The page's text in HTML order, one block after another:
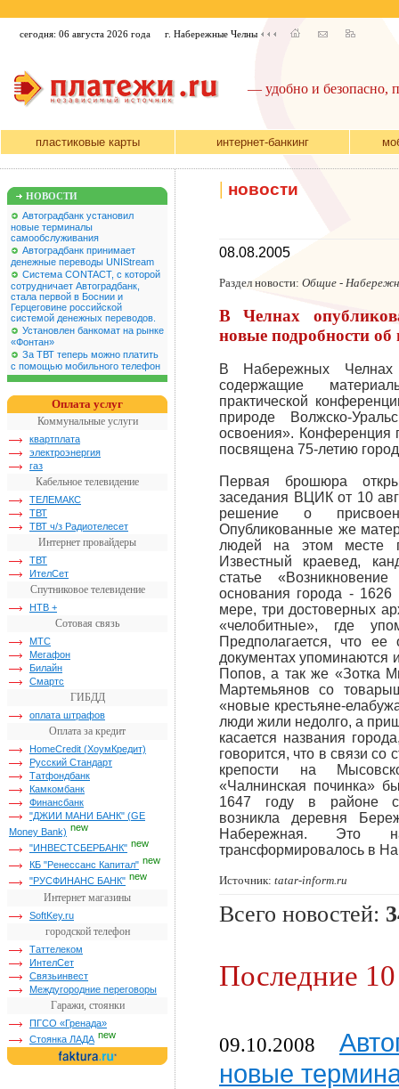
сегодня: 06 августа 2026 года г. Набережные Челны
— удобно и безопасно,
пластиковые карты интернет-банкинг
НОВОСТИ
Автоградбанк установил
новые терминалы
самообслуживания
Автоградбанк принимает
денежные переводы UNIStream
Система CONTACT, с которой
сотрудничает Автоградбанк,
стала первой в Боснии и
Герцеговине российской
системой денежных переводов.
Установлен банкомат на рынке
«Фонтан»
За ТВТ теперь можно платить
с помощью мобильного телефон
Оплата услуг
Коммунальные услуги
квартплата
электроэнергия
газ
Кабельное телевидение
ТЕЛЕМАКС
ТВТ
ТВТ ч/з Радиотелесет
Интернет провайдеры
ТВТ
ИтелСет
Спутниковое телевидение
НТВ +
Сотовая связь
МТС
Мегафон
Билайн
Смартс
ГИБДД
оплата штрафов
Оплата за кредит
HomeCredit (ХоумКредит)
Русский Стандарт
Татфондбанк
Камкомбанк
Финансбанк
"ДЖИИ МАНИ БАНК" (GE
Money Bank) new
"ИНВЕСТСБЕРБАНК" new
КБ "Ренессанс Капитал" new
"РУСФИНАНС БАНК" new
Интернет магазины
SoftKey.ru
городской телефон
Таттелеком
ИнтелСет
Связьинвест
Междугородние переговоры
Гаражи, стоянки
ПГСО «Гренада»
Стоянка ЛАДА new
| новости
08.08.2005
Раздел новости: Общие -
В Челнах
новые подробности об
В Набережных
содержащие
практической
природе Волжско-
освоения». Конференция
посвящена 75-летию
Первая брошюра
заседания ВЦИК от 10
решение о
Опубликованные же
людей на этом месте
Известный краевед,
статье
основания города -
мере, три достоверных
«челобитные», где
Предполагается, что
документах
Попов, а так же «Зотка
Мартемьянов со
«новые крестьяне-
люди жили недолго, а
касается названия
говорится, что в связи со
крепости на
«Чалнинская починка»
1647 году в районе
возникла деревня
Набережная. Это
трансформировалось в
Источник: tatar-inform.ru
Всего новостей:
Последние
09.10.2008
новые